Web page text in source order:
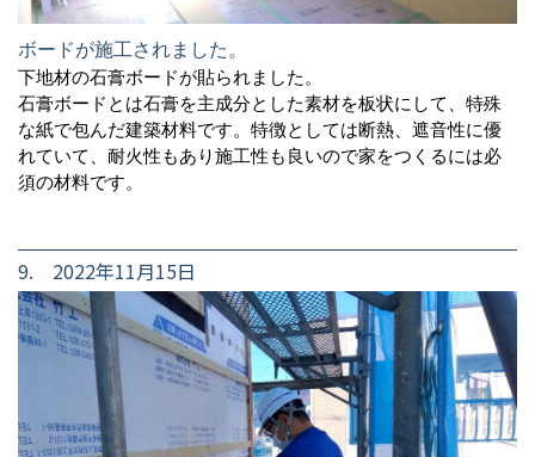
ボードが施工されました。
下地材の石膏ボードが貼られました。
石膏ボードとは石膏を主成分とした素材を板状にして、特殊
な紙で包んだ建築材料です。特徴としては断熱、遮音性に優
れていて、耐火性もあり施工性も良いので家をつくるには必
須の材料です。
9. 2022年11月15日